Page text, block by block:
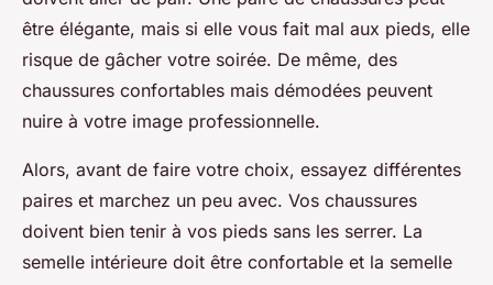
être élégante, mais si elle vous fait mal aux pieds, elle
risque de gâcher votre soirée. De même, des
chaussures confortables mais démodées peuvent
nuire à votre image professionnelle.
Alors, avant de faire votre choix, essayez différentes
paires et marchez un peu avec. Vos chaussures
doivent bien tenir à vos pieds sans les serrer. La
semelle intérieure doit être confortable et la semelle